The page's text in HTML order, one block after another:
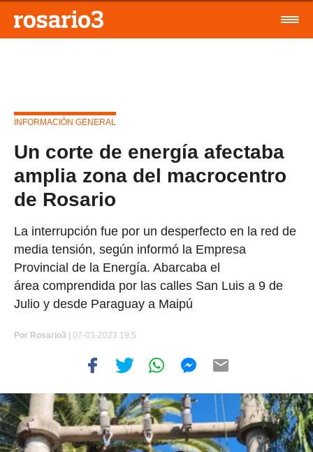
INFORMACIÓN GENERAL
Un corte de energía afectaba
amplia zona del macrocentro
de Rosario
La interrupción fue por un desperfecto en la red de
media tensión, según informó la Empresa
Provincial de la Energía. Abarcaba el
área comprendida por las calles San Luis a 9 de
Julio y desde Paraguay a Maipú
Por Rosario3 | 07-03-2023 19:5